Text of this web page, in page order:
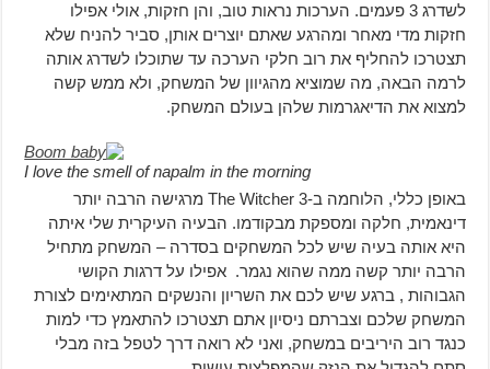
לשדרג 3 פעמים. הערכות נראות טוב, והן חזקות, אולי אפילו
חזקות מדי מאחר ומהרגע שאתם יוצרים אותן, סביר להניח שלא
תצטרכו להחליף את רוב חלקי הערכה עד שתוכלו לשדרג אותה
לרמה הבאה, מה שמוציא מהגיוון של המשחק, ולא ממש קשה
למצוא את הדיאגרמות שלהן בעולם המשחק.
I love the smell of napalm in the morning
באופן כללי, הלוחמה ב-The Witcher 3 מרגישה הרבה יותר
דינאמית, חלקה ומספקת מבקודמו. הבעיה העיקרית שלי איתה
היא אותה בעיה שיש לכל המשחקים בסדרה – המשחק מתחיל
הרבה יותר קשה ממה שהוא נגמר. אפילו על דרגות הקושי
הגבוהות , ברגע שיש לכם את השריון והנשקים המתאימים לצורת
המשחק שלכם וצברתם ניסיון אתם תצטרכו להתאמץ כדי למות
כנגד רוב היריבים במשחק, ואני לא רואה דרך לטפל בזה מבלי